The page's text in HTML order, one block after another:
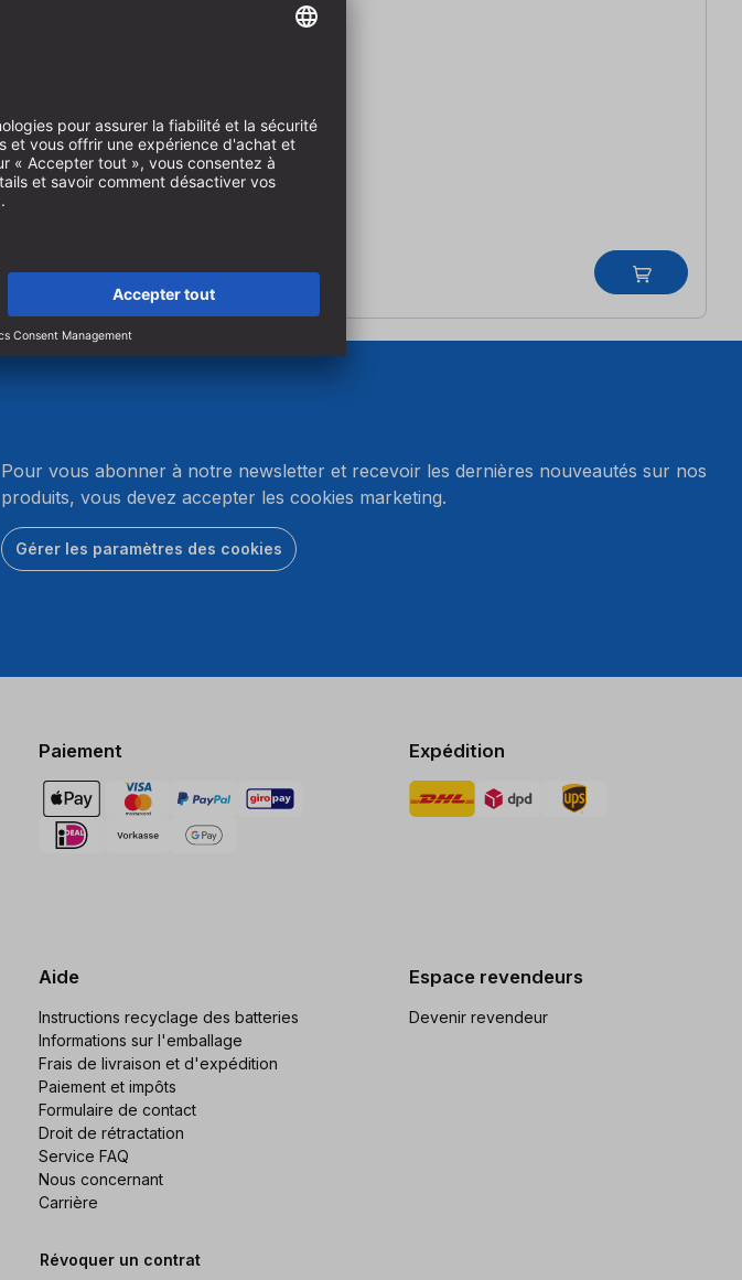
Pour vous abonner à notre newsletter et recevoir les dernières nouveautés sur nos
produits, vous devez accepter les cookies marketing.
Gérer les paramètres des cookies
Paiement Expédition
Aide
Instructions recyclage des batteries
Informations sur l'emballage
Frais de livraison et d'expédition
Paiement et impôts
Formulaire de contact
Droit de rétractation
Service FAQ
Nous concernant
Carrière
Révoquer un contrat
Espace revendeurs
Devenir revendeur